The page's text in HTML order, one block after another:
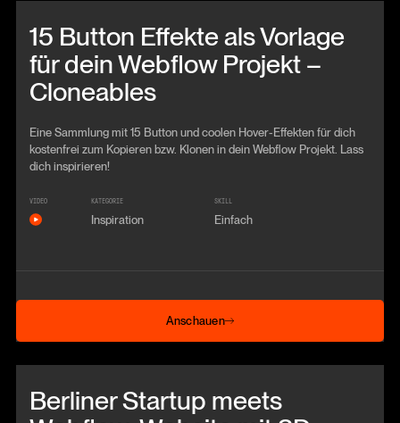
15 Button Effekte als Vorlage
für dein Webflow Projekt –
Cloneables
Eine Sammlung mit 15 Button und coolen Hover-Effekten für dich
kostenfrei zum Kopieren bzw. Klonen in dein Webflow Projekt. Lass
dich inspirieren!
VIDEO KATEGORIE
Inspiration
SKILL
Einfach
Anschauen
Anschauen
Berliner Startup meets